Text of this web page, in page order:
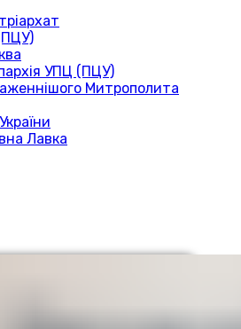
УПЦ (ПЦУ)
Митрополита
Лавка